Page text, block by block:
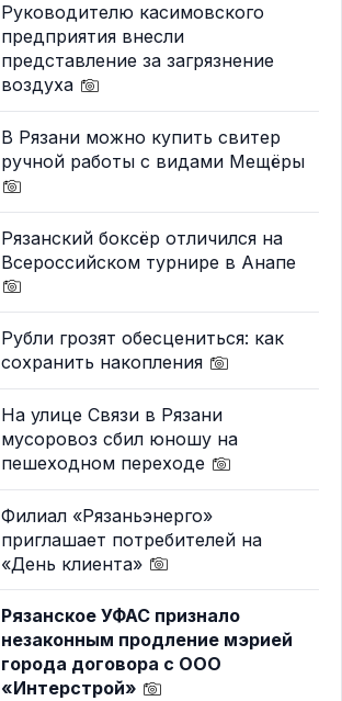
Руководителю касимовского
предприятия внесли
представление за загрязнение
воздуха
В Рязани можно купить свитер
ручной работы с видами Мещёры
Рязанский боксёр отличился на
Всероссийском турнире в Анапе
Рубли грозят обесцениться: как
сохранить накопления
На улице Связи в Рязани
мусоровоз сбил юношу на
пешеходном переходе
Филиал «Рязаньэнерго»
приглашает потребителей на
«День клиента»
Рязанское УФАС признало
незаконным продление мэрией
города договора с ООО
«Интерстрой»